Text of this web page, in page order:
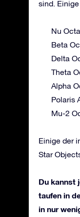
sind.
Nu
Beta
Delta
Theta
Alpha
Polaris
Mu-2
Einige der
Star
Du kannst
taufen in
in nur